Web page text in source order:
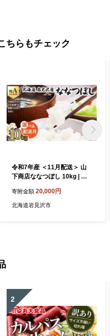
品は、当市への入金確認後
確認 （３）ご寄附
ご寄附については、返金す
選択する際は、品質や規格、
いただきますよう、お願いい
ちらもチェック
令和7年産 ＜11月配送＞ 山
下商店ななつぼし 10kg | 北
白米 お米 岩見沢市【a164-0
03-11】
寄附金額 20,000円
北海道岩見沢市
2